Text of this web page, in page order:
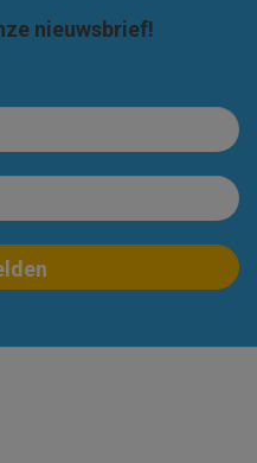
nieuwsbrief!